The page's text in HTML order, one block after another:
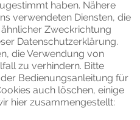
haben. Nähere
verwendeten Diensten, die
Zweckrichtung
Datenschutzerklärung.
die Verwendung von
zu verhindern. Bitte
Bedienungsanleitung für
auch löschen, einige
hier zusammengestellt: